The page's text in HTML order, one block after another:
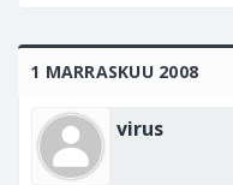
1 MARRASKUU 2008
virus